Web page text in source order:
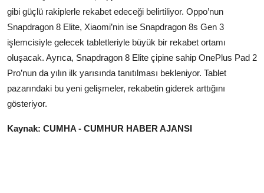
gibi güçlü rakiplerle rekabet edeceği belirtiliyor. Oppo’nun
Snapdragon 8 Elite, Xiaomi’nin ise Snapdragon 8s Gen 3
işlemcisiyle gelecek tabletleriyle büyük bir rekabet ortamı
oluşacak. Ayrıca, Snapdragon 8 Elite çipine sahip OnePlus Pad 2
Pro’nun da yılın ilk yarısında tanıtılması bekleniyor. Tablet
pazarındaki bu yeni gelişmeler, rekabetin giderek arttığını
gösteriyor.
Kaynak: CUMHA - CUMHUR HABER AJANSI